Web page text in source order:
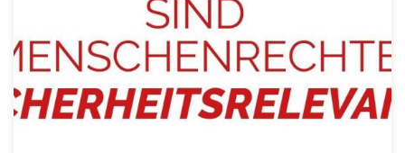
Knapp drei Monate nach der Veröffentlichung der FRONTEX FILES
hat sich die öffentliche Empörung über die Teilnahme von OVGU-
Mitarbeiter:innen an einer Konferenz der europäischen
Grenzschutzagentur Frontex wieder weitestgehend gelichtet. Die
OVGU hat diesbezüglich eine Pressemitteilung zu „Ethik in
Sicherheitsrelevanter Forschung“ veröffentlicht. Außerdem wurde
von den Studierenden der OVGU eine „AG-Ethik“ […]